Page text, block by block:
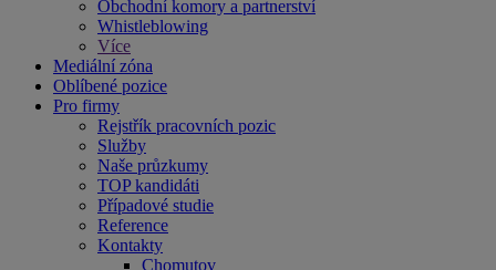
Obchodní komory a partnerství
Whistleblowing
Více
Mediální zóna
Oblíbené pozice
Pro firmy
Rejstřík pracovních pozic
Služby
Naše průzkumy
TOP kandidáti
Případové studie
Reference
Kontakty
Chomutov